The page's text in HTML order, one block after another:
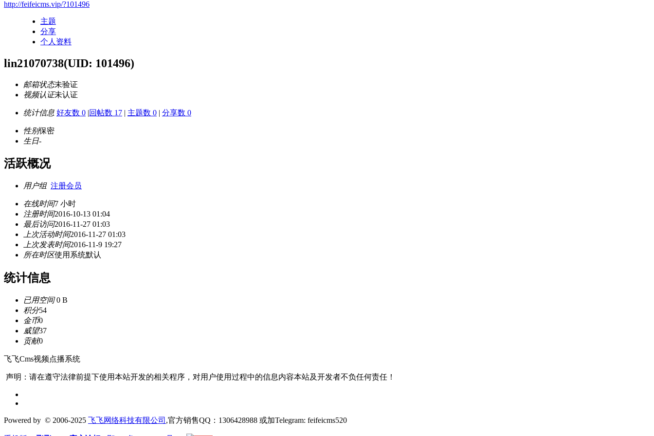
http://feifeicms.vip/?101496
主题
分享
个人资料
lin21070738(UID: 101496)
邮箱状态未验证
视频认证未认证
统计信息 好友数 0 |回帖数 17 | 主题数 0 | 分享数 0
性别保密
生日-
活跃概况
用户组 注册会员
在线时间7 小时
注册时间2016-10-13 01:04
最后访问2016-11-27 01:03
上次活动时间2016-11-27 01:03
上次发表时间2016-11-9 19:27
所在时区使用系统默认
统计信息
已用空间0 B
积分54
金币0
威望37
贡献0
飞飞Cms视频点播系统
声明：请在遵守法律前提下使用本站开发的相关程序，对用户使用过程中的信息内容本站及开发者不负任何责任！
Powered by © 2006-2025 飞飞网络科技有限公司 ,官方销售QQ：1306428988 或加Telegram: feifeicms520